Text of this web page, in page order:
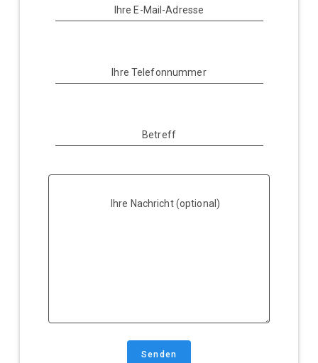
Ihre E-Mail-Adresse
Ihre Telefonnummer
Betreff
Ihre Nachricht (optional)